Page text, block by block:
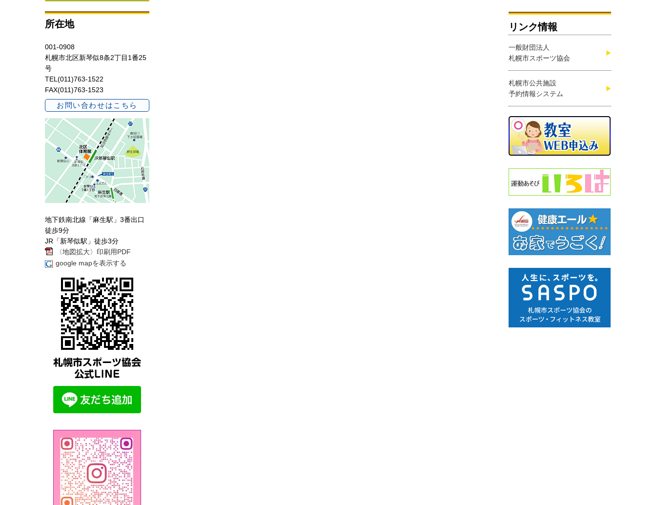
所在地
001-0908
札幌市北区新琴似8条2丁目1番25
号
TEL(011)763-1522
FAX(011)763-1523
お問い合わせはこちら
地下鉄南北線「麻生駅」3番出口
徒歩9分
JR「新琴似駅」徒歩3分
〈地図拡大〉印刷用PDF
google mapを表示する
リンク情報
一般財団法人
札幌市スポーツ協会
札幌市公共施設
予約情報システム